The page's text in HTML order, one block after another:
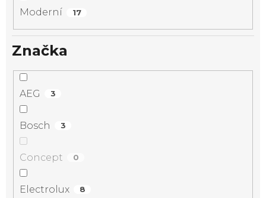
Moderní 17
Značka
AEG 3
Bosch 3
Concept 0
Electrolux 8